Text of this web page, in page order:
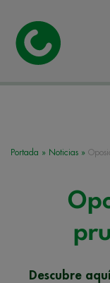
Portada » Noticias »
Descubre